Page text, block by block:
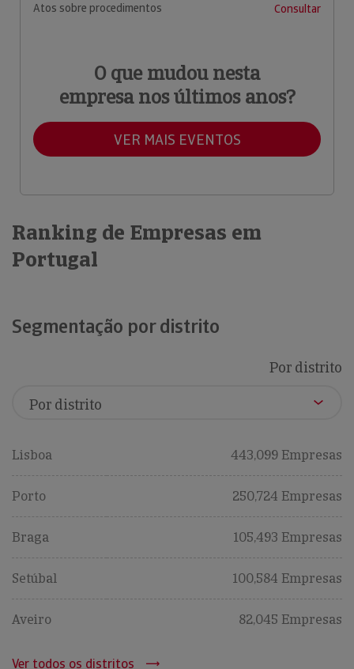
Atos sobre procedimentos
Consultar
O que mudou nesta
empresa nos últimos anos?
VER MAIS EVENTOS
Ranking de Empresas em
Portugal
Segmentação por distrito
Por distrito
Lisboa 443,099 Empresas
Porto 250,724 Empresas
Braga 105,493 Empresas
Setúbal 100,584 Empresas
Aveiro 82,045 Empresas
Ver todos os distritos